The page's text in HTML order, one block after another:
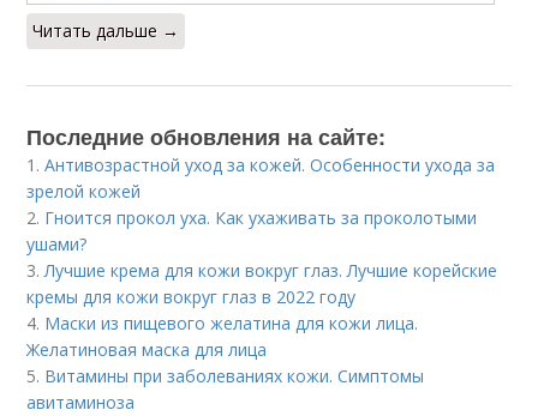
Читать дальше →
Последние обновления на сайте:
1.Антивозрастной уход за кожей. Особенности ухода за
зрелой кожей
2. Гноится прокол уха. Как ухаживать за проколотыми
ушами?
3.Лучшие крема для кожи вокруг глаз. Лучшие корейские
кремы для кожи вокруг глаз в 2022 году
4. Маски из пищевого желатина для кожи лица.
Желатиновая маска для лица
5. Витамины при заболеваниях кожи. Симптомы
авитаминоза